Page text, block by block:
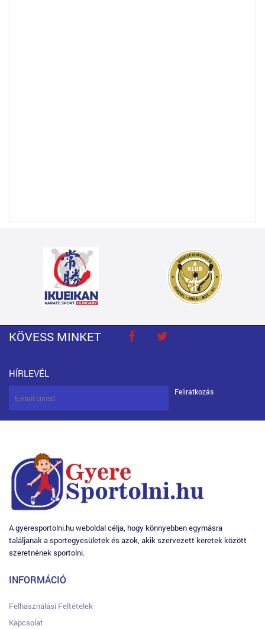
KÖVESS MINKET
HÍRLEVÉL
Feliratkozás
A gyeresportolni.hu weboldal célja, hogy könnyebben egymásra
találjanak a sportegyesületek és azok, akik szervezett keretek között
szeretnének sportolni.
INFORMÁCIÓ
Felhasználási Feltételek
Kapcsolat